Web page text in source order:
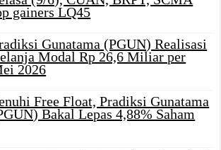
gainers LQ45
Gunatama (PGUN) Realisasi
Modal Rp 26,6 Miliar per
2026
Free Float, Pradiksi Gunatama
Bakal Lepas 4,88% Saham